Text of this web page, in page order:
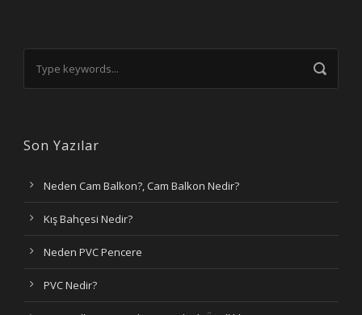
Son Yazılar
Neden Cam Balkon?, Cam Balkon Nedir?
Kış Bahçesi Nedir?
Neden PVC Pencere
PVC Nedir?